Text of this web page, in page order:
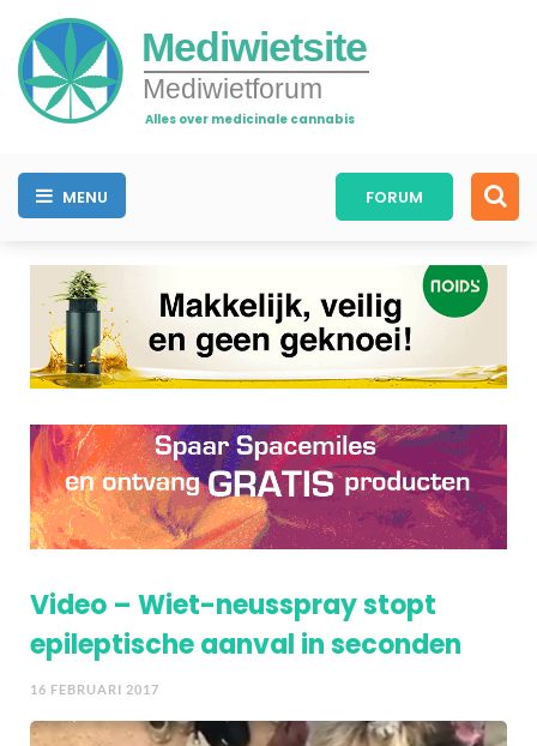
Mediwietsite
Mediwietforum
Alles over medicinale cannabis
MENU FORUM
Video – Wiet-neusspray stopt
epileptische aanval in seconden
16 FEBRUARI 2017